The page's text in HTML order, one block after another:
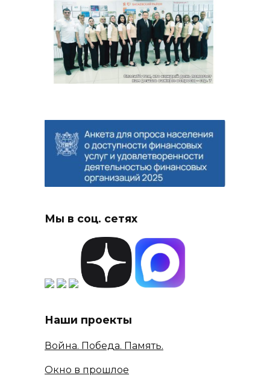
Мы в соц. сетях
Наши проекты
Война. Победа. Память.
Окно в прошлое